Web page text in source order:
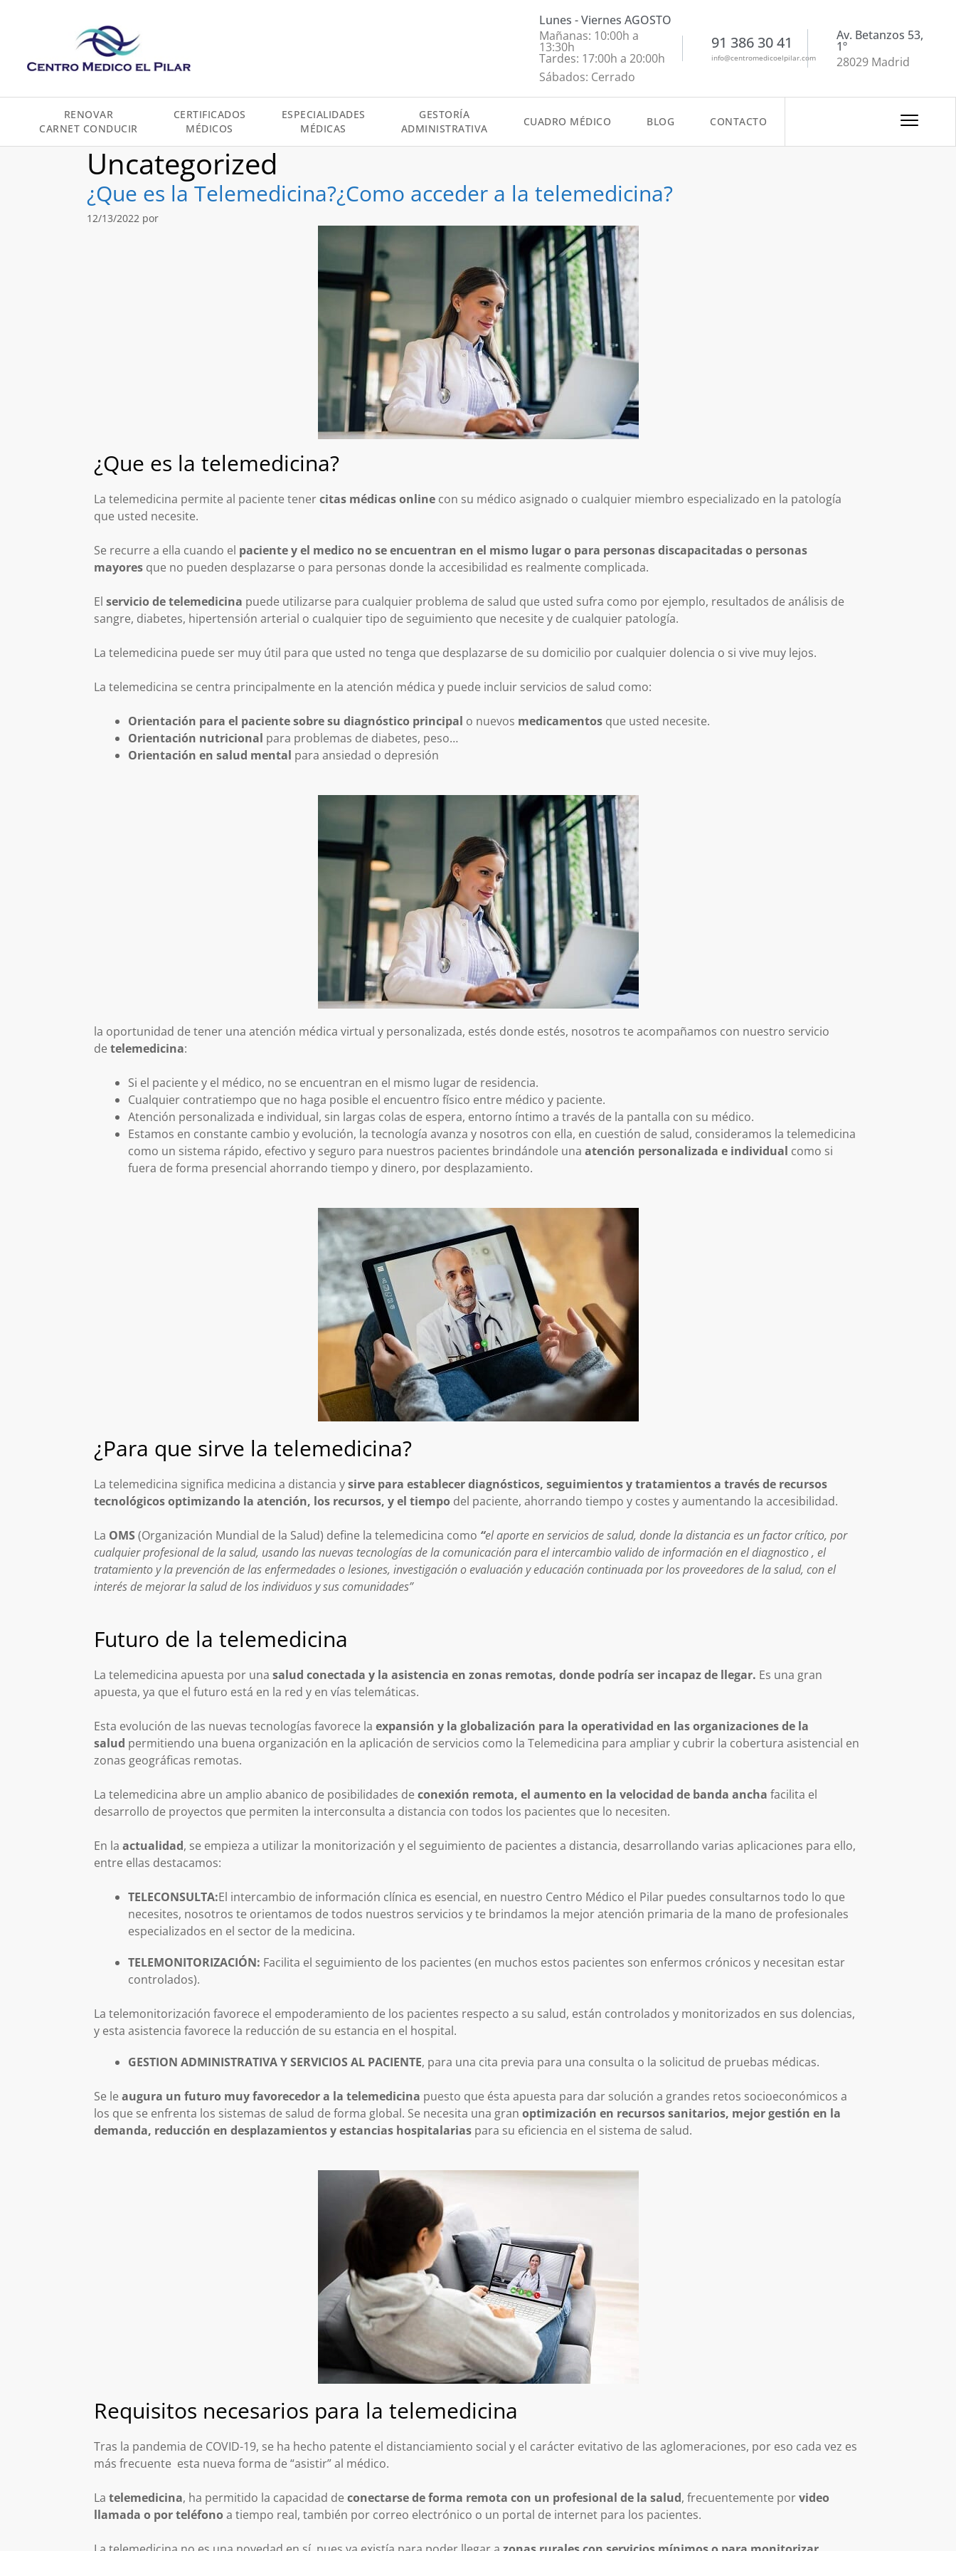
Lunes - Viernes AGOSTO
Mañanas: 10:00h a
13:30h
Tardes: 17:00h a 20:00h
Sábados: Cerrado
91 386 30 41
info@centromedicoelpilar.com
Av. Betanzos 53,
1º
28029 Madrid
RENOVAR
CARNET CONDUCIR
CERTIFICADOS
MÉDICOS
ESPECIALIDADES
MÉDICAS
GESTORÍA
ADMINISTRATIVA
CUADRO MÉDICO BLOG CONTACTO
Uncategorized
¿Que es la Telemedicina?¿Como acceder a la telemedicina?
12/13/2022 por
¿Que es la telemedicina?
La telemedicina permite al paciente tenercitas médicas online con su médico asignado o cualquier miembro especializado en la patología
que usted necesite.
Se recurre a ella cuando el paciente y el medico no se encuentran en el mismo lugar o para personas discapacitadas o personas
mayores que no pueden desplazarse o para personas donde la accesibilidad es realmente complicada.
El servicio de telemedicina puede utilizarse para cualquier problema de salud que usted sufra como por ejemplo, resultados de análisis de
sangre, diabetes, hipertensión arterial o cualquier tipo de seguimiento que necesite y de cualquier patología.
La telemedicina puede ser muy útil para que usted no tenga que desplazarse de su domicilio por cualquier dolencia o si vive muy lejos.
La telemedicina se centra principalmente en la atención médica y puede incluir servicios de salud como:
Orientación para el paciente sobre su diagnóstico principal o nuevos medicamentos que usted necesite.
Orientación nutricional para problemas de diabetes, peso…
Orientación en salud mental para ansiedad o depresión
la oportunidad de tener una atención médica virtual y personalizada, estés donde estés, nosotros te acompañamos con nuestro servicio
de telemedicina:
Si el paciente y el médico, no se encuentran en el mismo lugar de residencia.
Cualquier contratiempo que no haga posible el encuentro físico entre médico y paciente.
Atención personalizada e individual, sin largas colas de espera, entorno íntimo a través de la pantalla con su médico.
Estamos en constante cambio y evolución, la tecnología avanza y nosotros con ella, en cuestión de salud, consideramos la telemedicina
como un sistema rápido, efectivo y seguro para nuestros pacientes brindándole una atención personalizada e individual como si
fuera de forma presencial ahorrando tiempo y dinero, por desplazamiento.
¿Para que sirve la telemedicina?
La telemedicina significa medicina a distancia ysirve para establecer diagnósticos, seguimientos y tratamientos a través de recursos
tecnológicos optimizando la atención, los recursos, y el tiempo del paciente, ahorrando tiempo y costes y aumentando la accesibilidad.
La OMS (Organización Mundial de la Salud) define la telemedicina como “el aporte en servicios de salud, donde la distancia es un factor crítico, por
cualquier profesional de la salud, usando las nuevas tecnologías de la comunicación para el intercambio valido de información en el diagnostico , el
tratamiento y la prevención de las enfermedades o lesiones, investigación o evaluación y educación continuada por los proveedores de la salud, con el
interés de mejorar la salud de los individuos y sus comunidades”
Futuro de la telemedicina
La telemedicina apuesta por una salud conectada y la asistencia en zonas remotas, donde podría ser incapaz de llegar. Es una gran
apuesta, ya que el futuro está en la red y en vías telemáticas.
Esta evolución de las nuevas tecnologías favorece la expansión y la globalización para la operatividad en las organizaciones de la
salud permitiendo una buena organización en la aplicación de servicios como la Telemedicina para ampliar y cubrir la cobertura asistencial en
zonas geográficas remotas.
La telemedicina abre un amplio abanico de posibilidades de conexión remota, el aumento en la velocidad de banda ancha facilita el
desarrollo de proyectos que permiten la interconsulta a distancia con todos los pacientes que lo necesiten.
En la actualidad, se empieza a utilizar la monitorización y el seguimiento de pacientes a distancia, desarrollando varias aplicaciones para ello,
entre ellas destacamos:
TELECONSULTA:El intercambio de información clínica es esencial, en nuestro Centro Médico el Pilar puedes consultarnos todo lo que
necesites, nosotros te orientamos de todos nuestros servicios y te brindamos la mejor atención primaria de la mano de profesionales
especializados en el sector de la medicina.
TELEMONITORIZACIÓN: Facilita el seguimiento de los pacientes (en muchos estos pacientes son enfermos crónicos y necesitan estar
controlados).
La telemonitorización favorece el empoderamiento de los pacientes respecto a su salud, están controlados y monitorizados en sus dolencias,
y esta asistencia favorece la reducción de su estancia en el hospital.
GESTION ADMINISTRATIVA Y SERVICIOS AL PACIENTE, para una cita previa para una consulta o la solicitud de pruebas médicas.
Se le augura un futuro muy favorecedor a la telemedicina puesto que ésta apuesta para dar solución a grandes retos socioeconómicos a
los que se enfrenta los sistemas de salud de forma global. Se necesita una gran optimización en recursos sanitarios, mejor gestión en la
demanda, reducción en desplazamientos y estancias hospitalarias para su eficiencia en el sistema de salud.
Requisitos necesarios para la telemedicina
Tras la pandemia de COVID-19, se ha hecho patente el distanciamiento social y el carácter evitativo de las aglomeraciones, por eso cada vez es
más frecuente esta nueva forma de “asistir” al médico.
La telemedicina, ha permitido la capacidad de conectarse de forma remota con un profesional de la salud, frecuentemente porvideo
llamada o por teléfonoa tiempo real, también por correo electrónico o un portal de internet para los pacientes.